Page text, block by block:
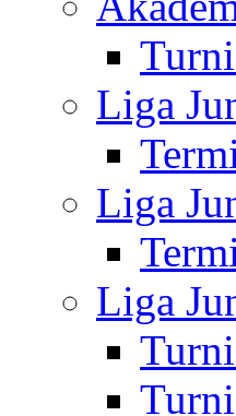
Liga
Liga
Liga